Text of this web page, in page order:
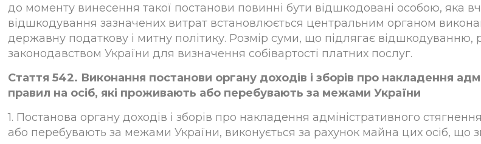
до моменту винесення такої постанови повинні бути відшкодовані особою,
відшкодування зазначених витрат встановлюється центральним органом
державну податкову і митну політику. Розмір суми, що підлягає
законодавством України для визначення собівартості платних послуг.
Стаття 542. Виконання постанови органу доходів і зборів про накладення
правил на осіб, які проживають або перебувають за межами України
1. Постанова органу доходів і зборів про накладення адміністративного
або перебувають за межами України, виконується за рахунок майна цих осіб, що